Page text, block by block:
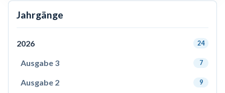
Jahrgänge
2026 24
Ausgabe 3 7
Ausgabe 2 9